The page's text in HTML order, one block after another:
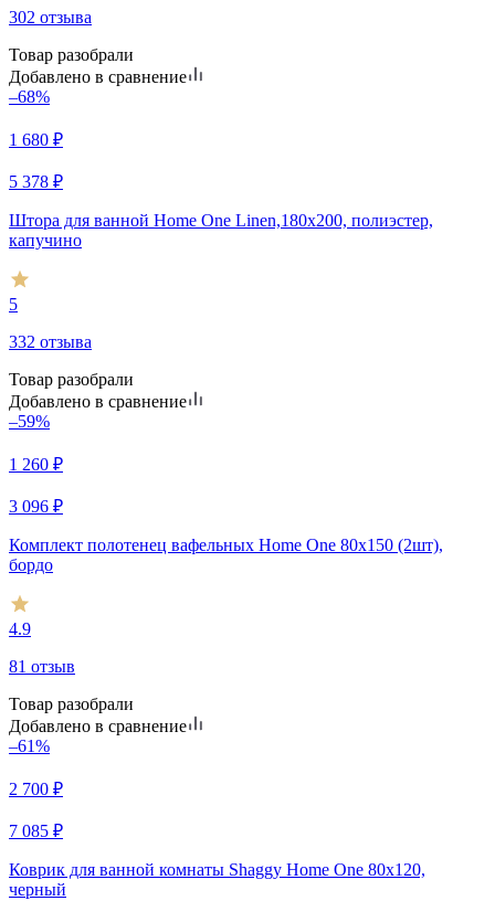
302 отзыва
Товар разобрали
Добавлено в сравнение
–68%
1 680 ₽
5 378 ₽
Штора для ванной Home One Linen,180х200, полиэстер,
капучино
5
332 отзыва
Товар разобрали
Добавлено в сравнение
–59%
1 260 ₽
3 096 ₽
Комплект полотенец вафельных Home One 80х150 (2шт),
бордо
4.9
81 отзыв
Товар разобрали
Добавлено в сравнение
–61%
2 700 ₽
7 085 ₽
Коврик для ванной комнаты Shaggy Home One 80х120,
черный